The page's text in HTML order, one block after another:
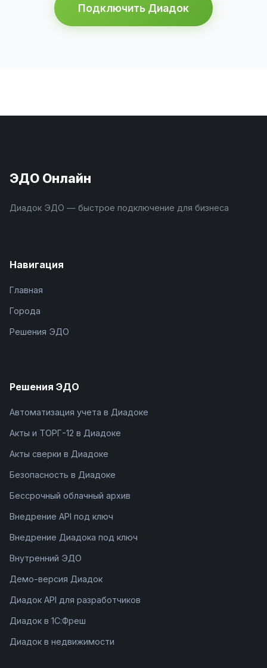
Подключить Диадок
ЭДО Онлайн
Диадок ЭДО — быстрое подключение для бизнеса
Навигация
Главная
Города
Решения ЭДО
Решения ЭДО
Автоматизация учета в Диадоке
Акты и ТОРГ-12 в Диадоке
Акты сверки в Диадоке
Безопасность в Диадоке
Бессрочный облачный архив
Внедрение API под ключ
Внедрение Диадока под ключ
Внутренний ЭДО
Демо-версия Диадок
Диадок API для разработчиков
Диадок в 1С:Фреш
Диадок в недвижимости